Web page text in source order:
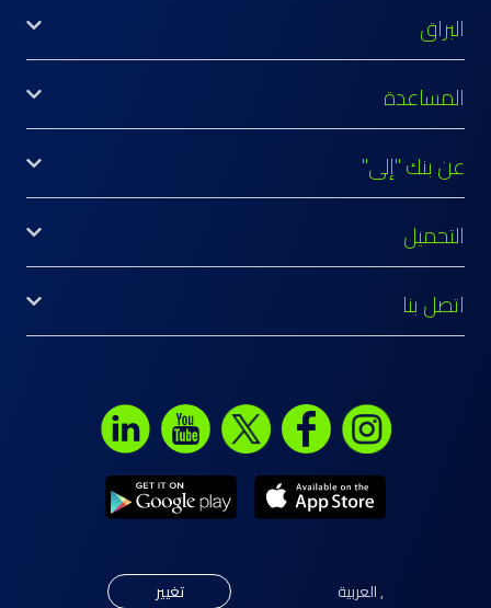
البراق
المساعدة
عن بنك "إلى"
التحميل
اتصل بنا
,العربية تغيير